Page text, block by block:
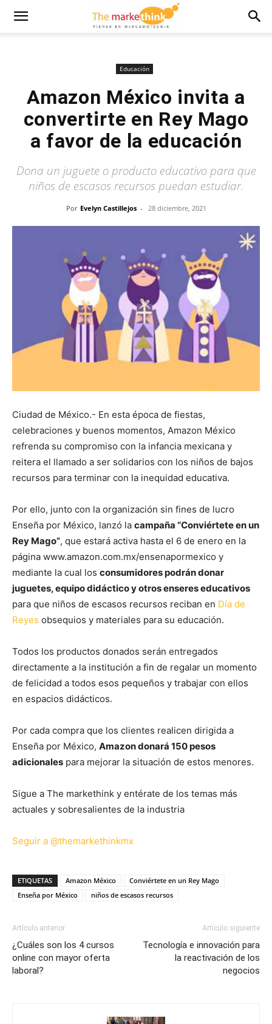
Educación
Amazon México invita a
convertirte en Rey Mago
a favor de la educación
Dona un juguete o producto educativo para que
niños de escasos recursos puedan estudiar.
Por Evelyn Castillejos - 28 diciembre, 2021
Ciudad de México.- En esta época de fiestas,
celebraciones y buenos momentos, Amazon México
refrenda su compromiso con la infancia mexicana y
reitera el llamado a ser solidarios con los niños de bajos
recursos para terminar con la inequidad educativa.
Por ello, junto con la organización sin fines de lucro
Enseña por México, lanzó la campaña “Conviértete en un
Rey Mago”, que estará activa hasta el 6 de enero en la
página www.amazon.com.mx/ensenapormexico y
mediante la cual los consumidores podrán donar
juguetes, equipo didáctico y otros enseres educativos
para que niños de escasos recursos reciban en Día de
Reyes obsequios y materiales para su educación.
Todos los productos donados serán entregados
directamente a la institución a fin de regalar un momento
de felicidad a todos esos pequeños y trabajar con ellos
en espacios didácticos.
Por cada compra que los clientes realicen dirigida a
Enseña por México, Amazon donará 150 pesos
adicionales para mejorar la situación de estos menores.
Sigue a The markethink y entérate de los temas más
actuales y sobresalientes de la industria
Seguir a @themarkethinkmx
ETIQUETAS Amazon México
Conviértete en un Rey Mago
Enseña por México
niños de escasos recursos
Artículo anterior
¿Cuáles son los 4 cursos
online con mayor oferta
laboral?
Artículo siguiente
Tecnología e innovación para
la reactivación de los
negocios